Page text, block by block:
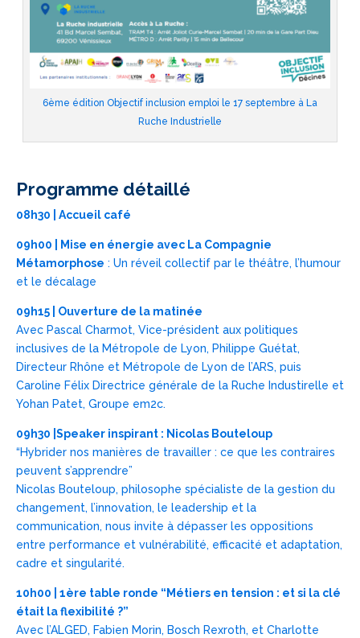
6ème édition Objectif inclusion emploi le 17 septembre à La
Ruche Industrielle
Programme détaillé
08h30 | Accueil café
09h00 | Mise en énergie avec La Compagnie
Métamorphose : Un réveil collectif par le théâtre, l’humour
et le décalage
09h15 | Ouverture de la matinée
Avec Pascal Charmot, Vice-président aux politiques
inclusives de la Métropole de Lyon, Philippe Guétat,
Directeur Rhône et Métropole de Lyon de l’ARS, puis
Caroline Félix Directrice générale de la Ruche Industirelle et
Yohan Patet, Groupe em2c.
09h30 |Speaker inspirant : Nicolas Bouteloup
“Hybrider nos manières de travailler : ce que les contraires
peuvent s’apprendre”
Nicolas Bouteloup, philosophe spécialiste de la gestion du
changement, l’innovation, le leadership et la
communication, nous invite à dépasser les oppositions
entre performance et vulnérabilité, efficacité et adaptation,
cadre et singularité.
10h00 | 1ère table ronde “Métiers en tension : et si la clé
était la flexibilité ?”
Avec l’ALGED, Fabien Morin, Bosch Rexroth, et Charlotte